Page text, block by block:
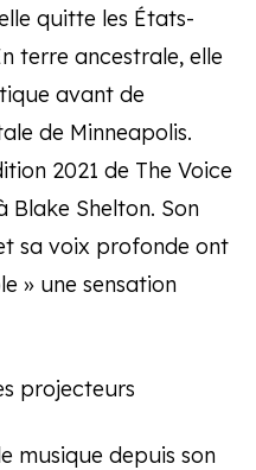
quitte les États-
terre ancestrale, elle
avant de
de Minneapolis.
2021 de The Voice
Blake Shelton. Son
sa voix profonde ont
» une sensation
projecteurs
musique depuis son